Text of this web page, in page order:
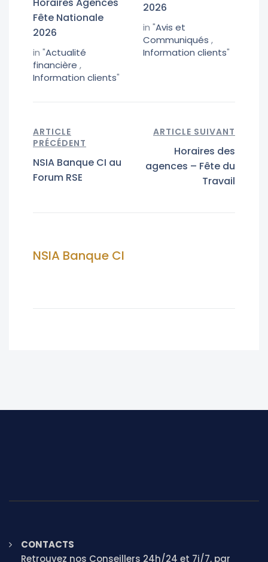
Fête Nationale
2026
in "Actualité
financière ,
Information clients"
2026
in "Avis et
Communiqués ,
Information clients"
ARTICLE
PRÉCÉDENT
NSIA Banque CI au
Forum RSE
ARTICLE SUIVANT
Horaires des
agences – Fête du
Travail
NSIA Banque CI
CONTACTS
Retrouvez nos Conseillers 24h/24 et 7j/7, par